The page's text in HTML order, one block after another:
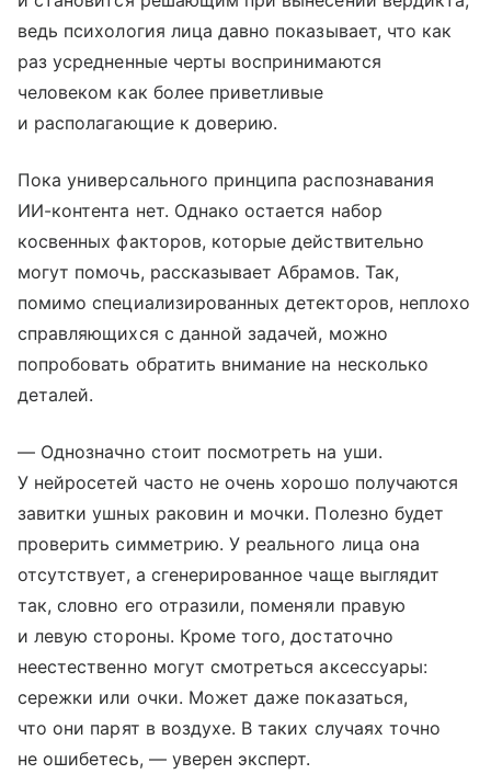
ведь психология лица давно показывает, что как
раз усредненные черты воспринимаются
человеком как более приветливые
и располагающие к доверию.
Пока универсального принципа распознавания
ИИ-контента нет. Однако остается набор
косвенных факторов, которые действительно
могут помочь, рассказывает Абрамов. Так,
помимо специализированных детекторов, неплохо
справляющихся с данной задачей, можно
попробовать обратить внимание на несколько
деталей.
— Однозначно стоит посмотреть на уши.
У нейросетей часто не очень хорошо получаются
завитки ушных раковин и мочки. Полезно будет
проверить симметрию. У реального лица она
отсутствует, а сгенерированное чаще выглядит
так, словно его отразили, поменяли правую
и левую стороны. Кроме того, достаточно
неестественно могут смотреться аксессуары:
сережки или очки. Может даже показаться,
что они парят в воздухе. В таких случаях точно
не ошибетесь, — уверен эксперт.